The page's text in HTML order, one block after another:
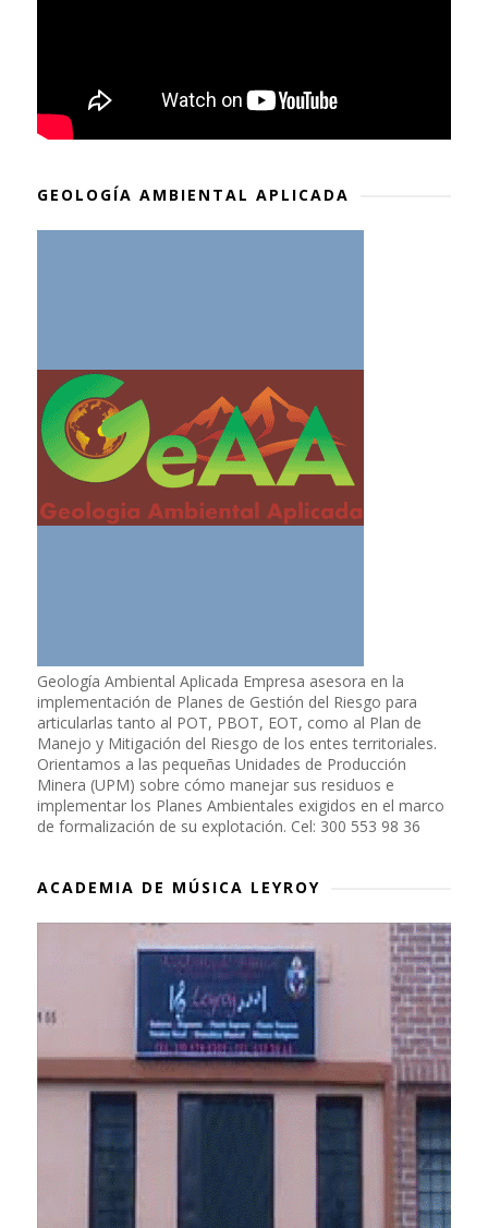
GEOLOGÍA AMBIENTAL APLICADA
Geología Ambiental Aplicada Empresa asesora en la
implementación de Planes de Gestión del Riesgo para
articularlas tanto al POT, PBOT, EOT, como al Plan de
Manejo y Mitigación del Riesgo de los entes territoriales.
Orientamos a las pequeñas Unidades de Producción
Minera (UPM) sobre cómo manejar sus residuos e
implementar los Planes Ambientales exigidos en el marco
de formalización de su explotación. Cel: 300 553 98 36
ACADEMIA DE MÚSICA LEYROY